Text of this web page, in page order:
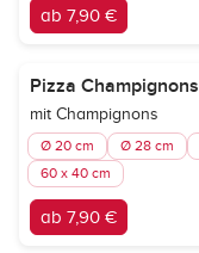
ab 7,90 €
Pizza Champignons
mit Champignons
Ø 20 cm Ø 28 cm
60 x 40 cm
ab 7,90 €